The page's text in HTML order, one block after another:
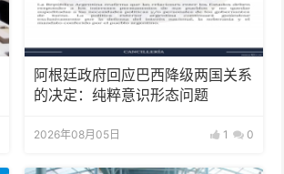
阿根廷政府回应巴西降级两国关系
的决定：纯粹意识形态问题
2026年08月05日 1 0